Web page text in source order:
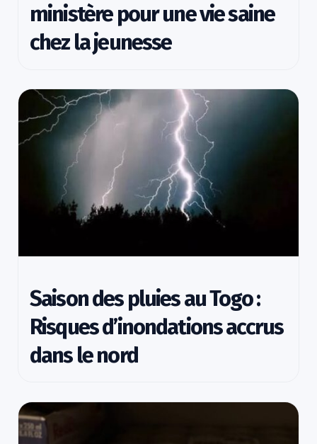
ministère pour une vie saine
chez la jeunesse
Saison des pluies au Togo :
Risques d’inondations accrus
dans le nord